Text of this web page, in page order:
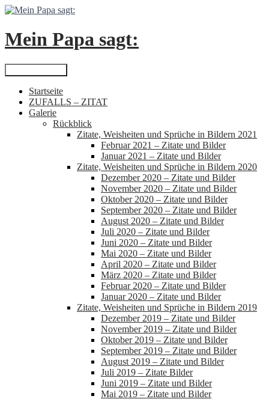
Zum
springen
Mein Papa sagt:
Suchen
Startseite
ZUFALLS – ZITAT
Galerie
Rückblick
Zitate, Weisheiten und Sprüche in Bildern 2021
Februar 2021 – Zitate und Bilder
Januar 2021 – Zitate und Bilder
Zitate, Weisheiten und Sprüche in Bildern 2020
Dezember 2020 – Zitate und Bilder
November 2020 – Zitate und Bilder
Oktober 2020 – Zitate und Bilder
September 2020 – Zitate und Bilder
August 2020 – Zitate und Bilder
Juli 2020 – Zitate und Bilder
Juni 2020 – Zitate und Bilder
Mai 2020 – Zitate und Bilder
April 2020 – Zitate und Bilder
März 2020 – Zitate und Bilder
Februar 2020 – Zitate und Bilder
Januar 2020 – Zitate und Bilder
Zitate, Weisheiten und Sprüche in Bildern 2019
Dezember 2019 – Zitate und Bilder
November 2019 – Zitate und Bilder
Oktober 2019 – Zitate und Bilder
September 2019 – Zitate und Bilder
August 2019 – Zitate und Bilder
Juli 2019 – Zitate Bilder
Juni 2019 – Zitate und Bilder
Mai 2019 – Zitate und Bilder